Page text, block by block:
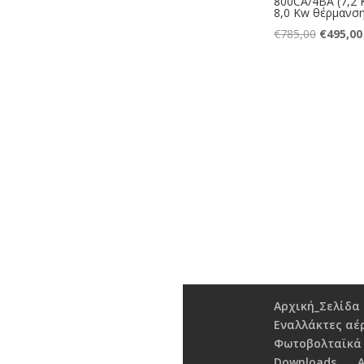
8,0 Kw
€785,00 Original
€495,00Η
Αρχική_Σελίδα
Εναλλάκτες